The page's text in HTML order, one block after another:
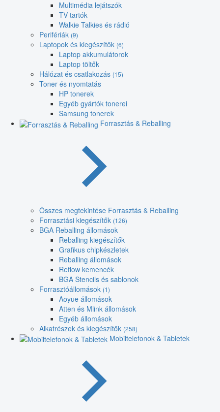
Multimédia lejátszók
TV tartók
Walkie Talkies és rádió
Perifériák (9)
Laptopok és kiegészítők (6)
Laptop akkumulátorok
Laptop töltők
Hálózat és csatlakozás (15)
Toner és nyomtatás
HP tonerek
Egyéb gyártók tonerei
Samsung tonerek
Forrasztás & Reballing
Összes megtekintése Forrasztás & Reballing
Forrasztási kiegészítők (126)
BGA Reballing állomások
Reballing kiegészítők
Grafikus chipkészletek
Reballing állomások
Reflow kemencék
BGA Stencils és sablonok
Forrasztóállomások (1)
Aoyue állomások
Atten és Mlink állomások
Egyéb állomások
Alkatrészek és kiegészítők (258)
Mobiltelefonok & Tabletek